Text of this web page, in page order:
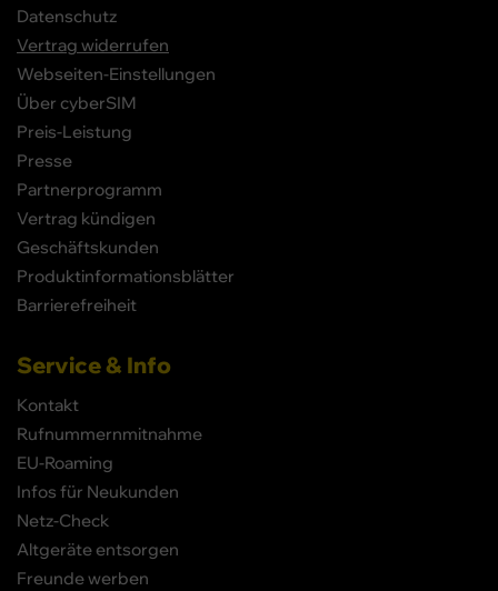
Datenschutz
Vertrag widerrufen
Webseiten-Einstellungen
Über cyberSIM
Preis-Leistung
Presse
Partnerprogramm
Vertrag kündigen
Geschäftskunden
Produktinformationsblätter
Barrierefreiheit
Service & Info
Kontakt
Rufnummernmitnahme
EU-Roaming
Infos für Neukunden
Netz-Check
Altgeräte entsorgen
Freunde werben